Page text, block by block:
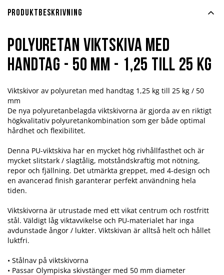
Produktbeskrivning
Polyuretan viktskiva med
handtag - 50 mm - 1,25 till 25 kg
Viktskivor av polyuretan med handtag 1,25 kg till 25 kg / 50
mm
De nya polyuretanbelagda viktskivorna är gjorda av en riktigt
högkvalitativ polyuretankombination som ger både optimal
hårdhet och flexibilitet.
Denna PU-viktskiva har en mycket hög rivhållfasthet och är
mycket slitstark / slagtålig, motståndskraftig mot nötning,
repor och fjällning. Det utmärkta greppet, med 4-design och
en avancerad finish garanterar perfekt användning hela
tiden.
Viktskivorna är utrustade med ett vikat centrum och rostfritt
stål. Väldigt låg viktavvikelse och PU-materialet har inga
avdunstade ångor / lukter. Viktskivan är alltså helt och hållet
luktfri.
• Stålnav på viktskivorna
• Passar Olympiska skivstänger med 50 mm diameter